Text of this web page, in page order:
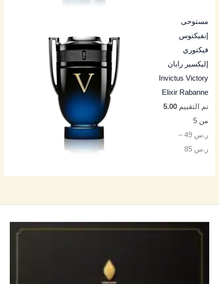
مستوحى
إنفيكتوس
فيكتوري
إليكسير رابان
Invictus Victory
Elixir Rabanne
تم التقييم5.00
من 5
ر.س 49
–
ر.س 85